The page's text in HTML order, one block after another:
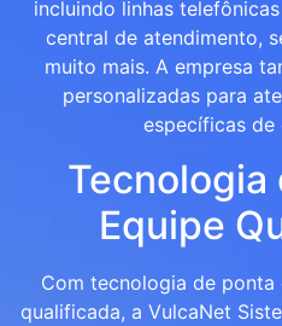
incluindo linhas
central de atendimento,
muito mais. A empresa
personalizadas para
específicas de
Tecnologia
Equipe
Com tecnologia de ponta
qualificada, a VulcaNet